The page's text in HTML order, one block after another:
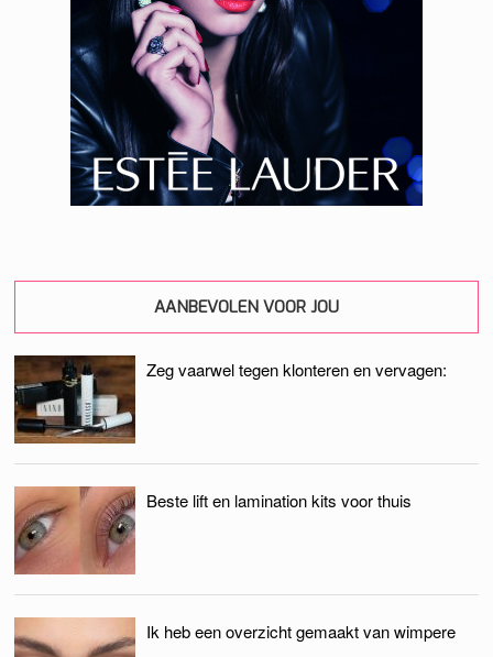
AANBEVOLEN VOOR JOU
Zeg vaarwel tegen klonteren en vervagen:
Beste lift en lamination kits voor thuis
Ik heb een overzicht gemaakt van wimpere